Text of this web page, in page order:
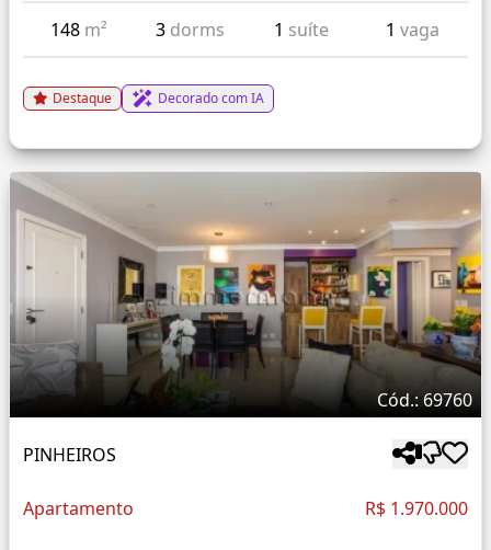
148 m² 3 dorms 1 suíte 1 vaga
Destaque Decorado com IA
Cód.: 69760
PINHEIROS
Apartamento R$ 1.970.000